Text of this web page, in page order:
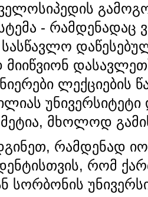
-
სასწავლო
ლექციების
მხოლოდ
რამდენად
რომ
სორბონის